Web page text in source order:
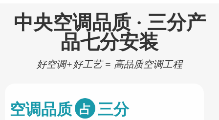
中央空调品质 · 三分产
品七分安装
好空调+好工艺 = 高品质空调工程
空调品质 占 三分